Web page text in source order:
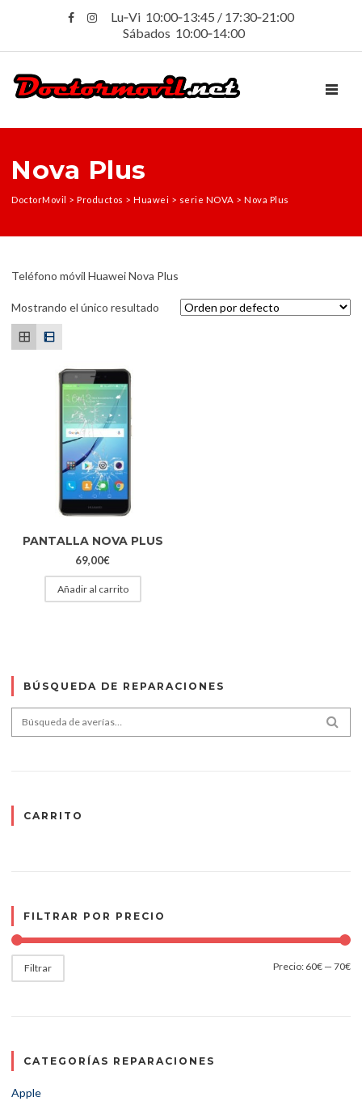
Lu‑Vi 10:00‑13:45 / 17:30‑21:00
Sábados 10:00‑14:00
Nova Plus
DoctorMovil > Productos > Huawei > serie NOVA > Nova Plus
Teléfono móvil Huawei Nova Plus
Mostrando el único resultado
PANTALLA NOVA PLUS
69,00€
Añadir al carrito
BÚSQUEDA DE REPARACIONES
Search for:
CARRITO
FILTRAR POR PRECIO
Filtrar Precio: 60€ — 70€
CATEGORÍAS REPARACIONES
Apple